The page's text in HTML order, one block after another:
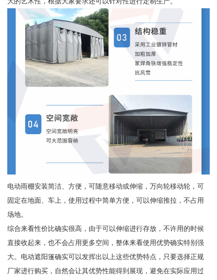
电动雨棚安装简洁、方便，可随意移动或伸缩，万向轮移动轮，可
固定在地面、车上，使用过程中简单方便，可以伸缩推拉，不占用
场地。
综合来看性价比确实很高，由于可以伸缩进行存放，不许用的时候
直接收起来，也不会占用更多空间，整体来看使用优势确实特别强
大。电动遮阳篷确实可以发挥出以上这些优势特点，只要选择正规
厂家进行购买，自然会让其优势性能得到展现，避免在实际应用过